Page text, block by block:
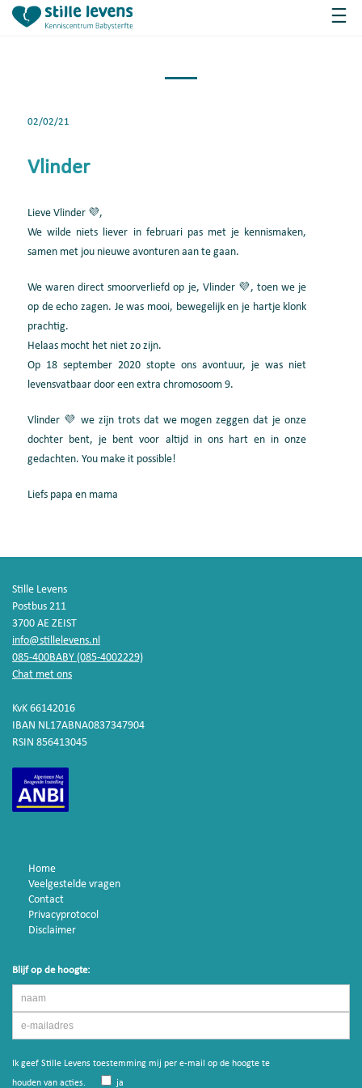
02/02/21
Vlinder
Lieve Vlinder 💜,
We wilde niets liever in februari pas met je kennismaken,
samen met jou nieuwe avonturen aan te gaan.
We waren direct smoorverliefd op je, Vlinder 💜, toen we je
op de echo zagen. Je was mooi, bewegelijk en je hartje klonk
prachtig.
Helaas mocht het niet zo zijn.
Op 18 september 2020 stopte ons avontuur, je was niet
levensvatbaar door een extra chromosoom 9.
Vlinder 💜 we zijn trots dat we mogen zeggen dat je onze
dochter bent, je bent voor altijd in ons hart en in onze
gedachten. You make it possible!
Liefs papa en mama
Stille Levens
Postbus 211
3700 AE ZEIST
info@stillelevens.nl
085-400BABY (085-4002229)
Chat met ons
KvK 66142016
IBAN NL17ABNA0837347904
RSIN 856413045
Home
Veelgestelde vragen
Contact
Privacyprotocol
Disclaimer
Blijf op de hoogte:
Ik geef Stille Levens toestemming mij per e-mail op de hoogte te
houden van acties.
ja